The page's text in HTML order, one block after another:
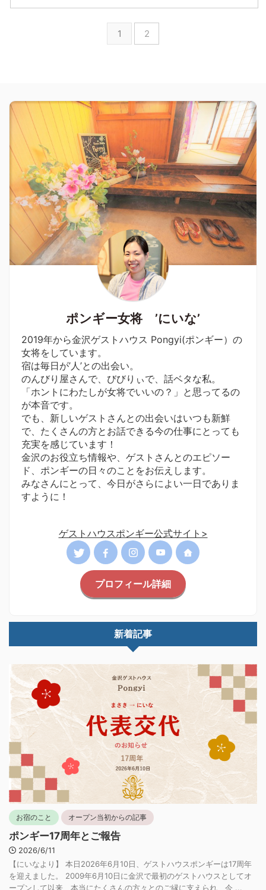
1 2
ポンギー女将 ’にいな’
2019年から金沢ゲストハウス Pongyi(ポンギー）の
女将をしています。
宿は毎日が’人’との出会い。
のんびり屋さんで、びびりぃで、話ベタな私。
「ホントにわたしが女将でいいの？」と思ってるの
が本音です。
でも、新しいゲストさんとの出会いはいつも新鮮
で、たくさんの方とお話できる今の仕事にとっても
充実を感じています！
金沢のお役立ち情報や、ゲストさんとのエピソー
ド、ポンギーの日々のことをお伝えします。
みなさんにとって、今日がさらによい一日でありま
すように！
ゲストハウスポンギー公式サイト>
プロフィール詳細
新着記事
お宿のこと オープン当初からの記事
ポンギー17周年とご報告
2026/6/11
【にいなより】 本日2026年6月10日、ゲストハウスポンギーは17周年
を迎えました。 2009年6月10日に金沢で最初のゲストハウスとしてオ
ープンして以来、本当にたくさんの方々とのご縁に支えられ、今 ...